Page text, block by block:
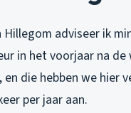
Hillegom adviseer ik
in het voorjaar na
en die hebben we hier
per jaar aan.